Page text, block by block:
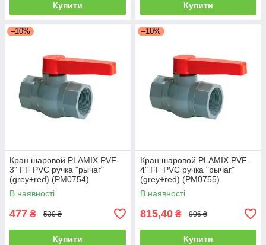
Купити Купити
–10%
Кран шаровой PLAMIX PVF-
3" FF PVC ручка "рычаг"
(grey+red) (PM0754)
В наявності
477 ₴ 530 ₴
Купити
–10%
Кран шаровой PLAMIX PVF-
4" FF PVC ручка "рычаг"
(grey+red) (PM0755)
В наявності
815,40 ₴ 906 ₴
Купити